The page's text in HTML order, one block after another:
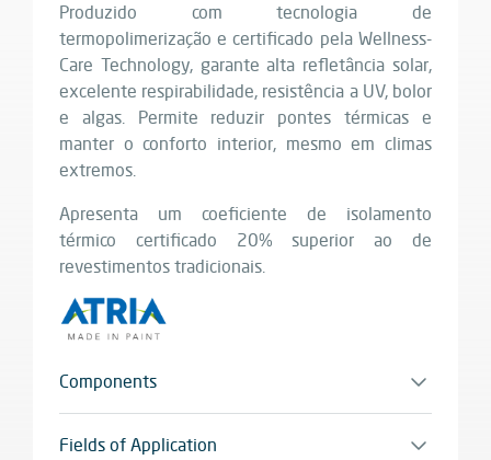
Produzido com tecnologia de
termopolimerização e certificado pela Wellness-
Care Technology, garante alta refletância solar,
excelente respirabilidade, resistência a UV, bolor
e algas. Permite reduzir pontes térmicas e
manter o conforto interior, mesmo em climas
extremos.
Apresenta um coeficiente de isolamento
térmico certificado 20% superior ao de
revestimentos tradicionais.
Components
Monocomponente
Fields of Application